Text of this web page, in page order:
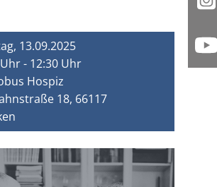
13.09.2025
- 12:30 Uhr
Hospiz
18, 66117